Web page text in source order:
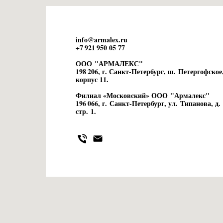
info@armalex.ru
+7 921 950 05 77
ООО "АРМАЛЕКС"
198 206, г. Санкт-Петербург, ш.
корпус 11.
Филиал «Московский» ООО "Армалекс"
196 066, г. Санкт-Петербург, ул. Типанова, д.
стр. 1.